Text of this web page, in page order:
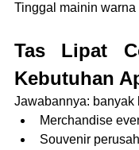
Tinggal mainin warna
Tas Lipat
Kebutuhan
Jawabannya: banyak
Merchandise
Souvenir